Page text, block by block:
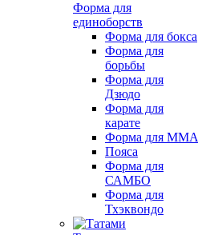
Форма для
единоборств
Форма для бокса
Форма для
борьбы
Форма для
Дзюдо
Форма для
карате
Форма для MMA
Пояса
Форма для
САМБО
Форма для
Тхэквондо